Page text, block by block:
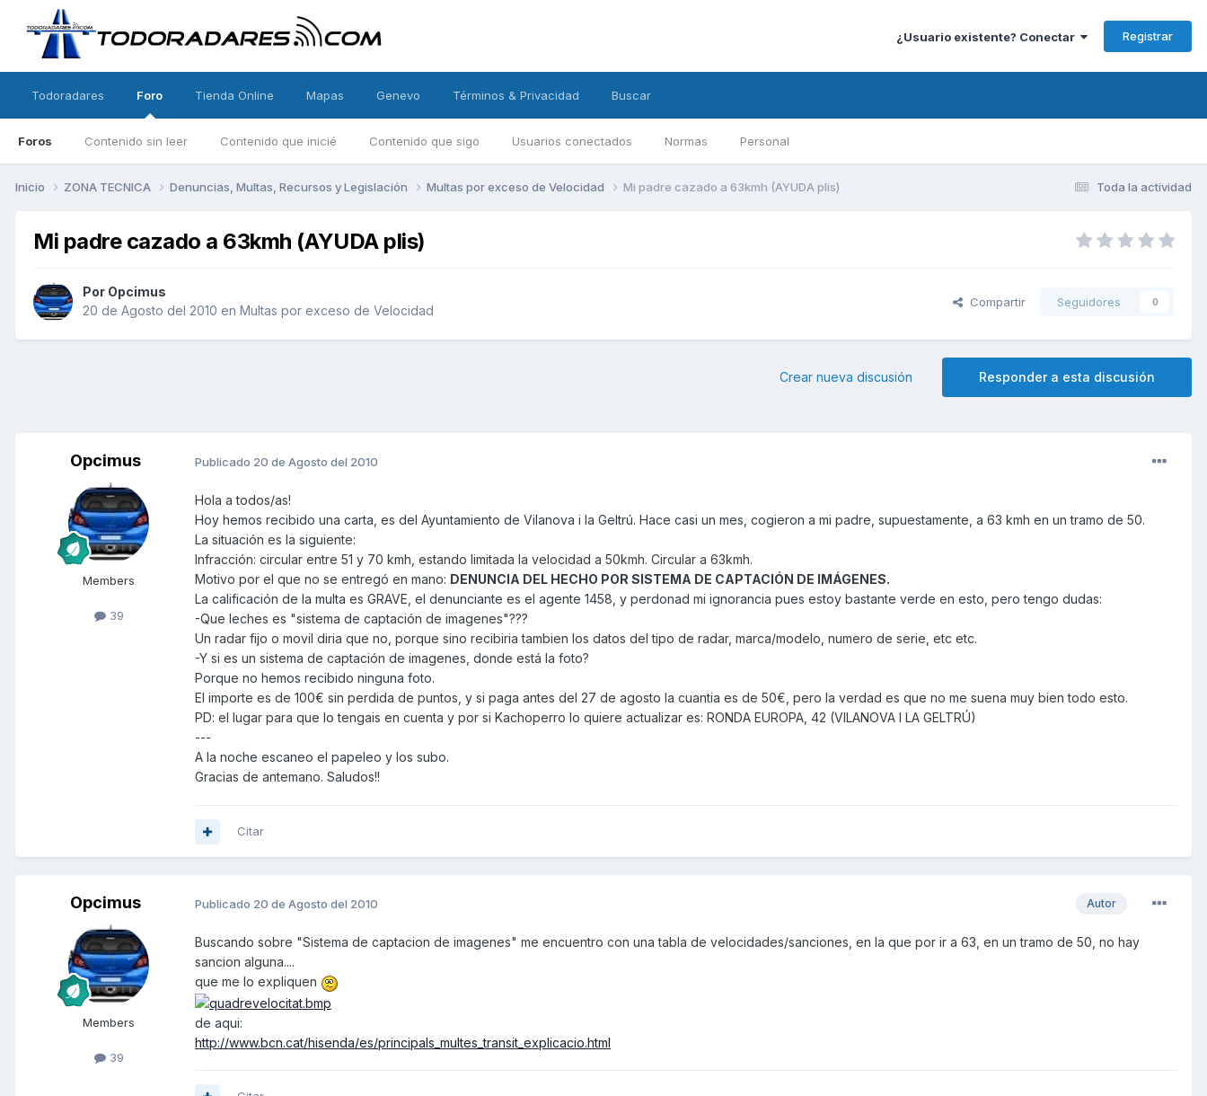
¿Usuario existente? Conectar Registrar
Todoradares Foro
Foros Contenido sin leer Contenido que inicié Contenido que sigo Usuarios conectados Normas Personal
Tienda Online Mapas Genevo Términos & Privacidad Buscar
Toda la actividad
Inicio ZONA TECNICA Denuncias, Multas, Recursos y Legislación Multas por exceso de Velocidad Mi padre cazado a 63kmh (AYUDA plis)
Mi padre cazado a 63kmh (AYUDA plis)
Por Opcimus
20 de Agosto del 2010 en Multas por exceso de Velocidad
Compartir Seguidores 0
Responder a esta discusión
Crear nueva discusión
Opcimus
Members
39
Publicado 20 de Agosto del 2010
Hola a todos/as!
Hoy hemos recibido una carta, es del Ayuntamiento de Vilanova i la Geltrú. Hace casi un mes, cogieron a mi padre, supuestamente, a 63 kmh en un tramo de 50.
La situación es la siguiente:
Infracción: circular entre 51 y 70 kmh, estando limitada la velocidad a 50kmh. Circular a 63kmh.
Motivo por el que no se entregó en mano: DENUNCIA DEL HECHO POR SISTEMA DE CAPTACIÓN DE IMÁGENES.
La calificación de la multa es GRAVE, el denunciante es el agente 1458, y perdonad mi ignorancia pues estoy bastante verde en esto, pero tengo dudas:
-Que leches es "sistema de captación de imagenes"???
Un radar fijo o movil diria que no, porque sino recibiria tambien los datos del tipo de radar, marca/modelo, numero de serie, etc etc.
-Y si es un sistema de captación de imagenes, donde está la foto?
Porque no hemos recibido ninguna foto.
El importe es de 100€ sin perdida de puntos, y si paga antes del 27 de agosto la cuantia es de 50€, pero la verdad es que no me suena muy bien todo esto.
PD: el lugar para que lo tengais en cuenta y por si Kachoperro lo quiere actualizar es: RONDA EUROPA, 42 (VILANOVA I LA GELTRÚ)
---
A la noche escaneo el papeleo y los subo.
Gracias de antemano. Saludos!!
Citar
Opcimus
Members
39
Autor
Publicado 20 de Agosto del 2010
Buscando sobre "Sistema de captacion de imagenes" me encuentro con una tabla de velocidades/sanciones, en la que por ir a 63, en un tramo de 50, no hay
sancion alguna....
que me lo expliquen
de aqui:
http://www.bcn.cat/hisenda/es/principals_multes_transit_explicacio.html